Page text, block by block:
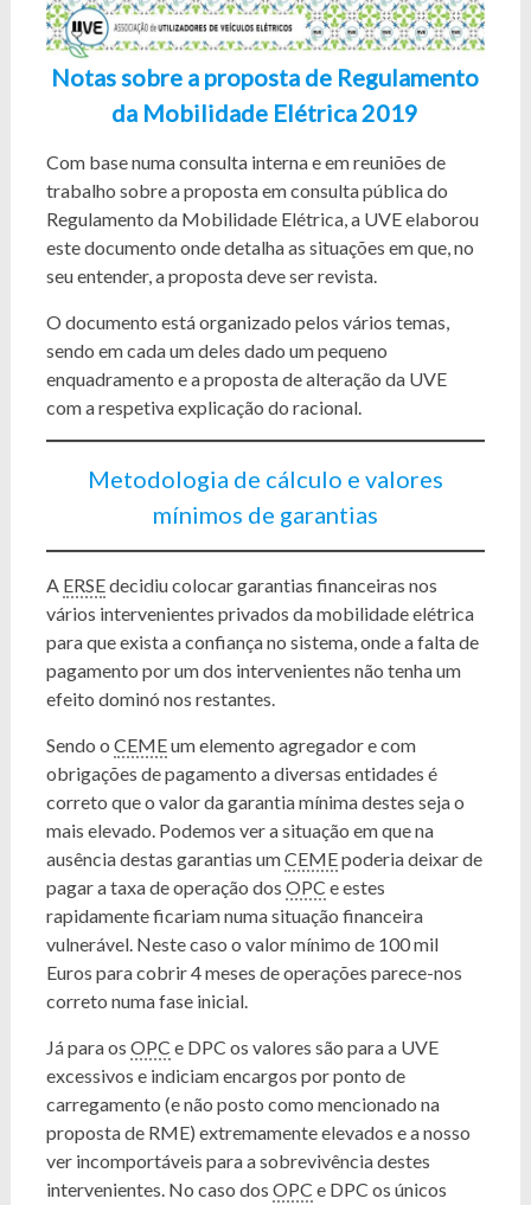
Notas sobre a proposta de Regulamento
da Mobilidade Elétrica 2019
Com base numa consulta interna e em reuniões de
trabalho sobre a proposta em consulta pública do
Regulamento da Mobilidade Elétrica, a UVE elaborou
este documento onde detalha as situações em que, no
seu entender, a proposta deve ser revista.
O documento está organizado pelos vários temas,
sendo em cada um deles dado um pequeno
enquadramento e a proposta de alteração da UVE
com a respetiva explicação do racional.
Metodologia de cálculo e valores
mínimos de garantias
A ERSEdecidiu colocar garantias financeiras nos
vários intervenientes privados da mobilidade elétrica
para que exista a confiança no sistema, onde a falta de
pagamento por um dos intervenientes não tenha um
efeito dominó nos restantes.
Sendo o CEMEum elemento agregador e com
obrigações de pagamento a diversas entidades é
correto que o valor da garantia mínima destes seja o
mais elevado. Podemos ver a situação em que na
ausência destas garantias umCEMEpoderia deixar de
pagar a taxa de operação dos OPC e estes
rapidamente ficariam numa situação financeira
vulnerável. Neste caso o valor mínimo de 100 mil
Euros para cobrir 4 meses de operações parece-nos
correto numa fase inicial.
Já para os OPC e DPC os valores são para a UVE
excessivos e indiciam encargos por ponto de
carregamento (e não posto como mencionado na
proposta de RME) extremamente elevados e a nosso
ver incomportáveis para a sobrevivência destes
intervenientes. No caso dos OPC e DPC os únicos